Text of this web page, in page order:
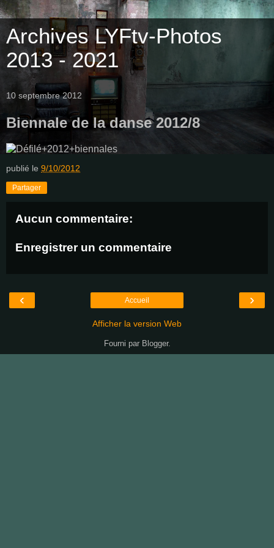
Archives LYFtv-Photos
2013 - 2021
10 septembre 2012
Biennale de la danse 2012/8
publié le 9/10/2012
Partager
Aucun commentaire:
Enregistrer un commentaire
‹ ›
Accueil
Afficher la version Web
Fourni par Blogger.